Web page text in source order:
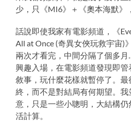
少，只《MI6》＋《奧本海默》
話說即使我家有電影頻道，《
All at Once (奇異女俠玩救宇宙)
兩次才看完，中間分隔了個多
興趣入場，在電影頻道發現即
敘事，玩什麼花樣就暫停了。
終，而不是對結局有何期望。
意，只是一些小聰明，大結構
活計算。